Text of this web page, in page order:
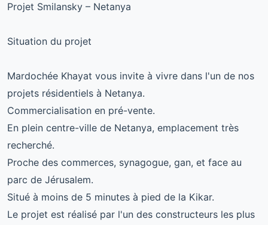
Projet Smilansky – Netanya
Situation du projet
Mardochée Khayat vous invite à vivre dans l'un de nos
projets résidentiels à Netanya.
Commercialisation en pré-vente.
En plein centre-ville de Netanya, emplacement très
recherché.
Proche des commerces, synagogue, gan, et face au
parc de Jérusalem.
Situé à moins de 5 minutes à pied de la Kikar.
Le projet est réalisé par l'un des constructeurs les plus